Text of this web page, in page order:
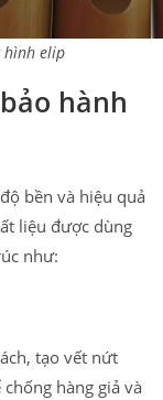
hình elip
hành
bền và hiệu quả
liệu được dùng
như:
tạo vết nứt
hàng giả và